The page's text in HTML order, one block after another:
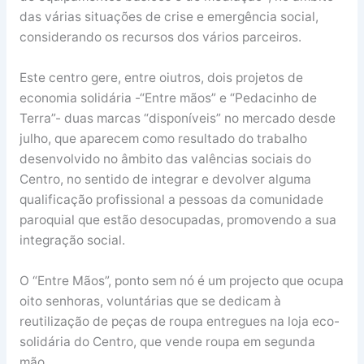
das várias situações de crise e emergência social,
considerando os recursos dos vários parceiros.
Este centro gere, entre oiutros, dois projetos de
economia solidária -“Entre mãos” e “Pedacinho de
Terra”- duas marcas “disponíveis” no mercado desde
julho, que aparecem como resultado do trabalho
desenvolvido no âmbito das valências sociais do
Centro, no sentido de integrar e devolver alguma
qualificação profissional a pessoas da comunidade
paroquial que estão desocupadas, promovendo a sua
integração social.
O “Entre Mãos”, ponto sem nó é um projecto que ocupa
oito senhoras, voluntárias que se dedicam à
reutilização de peças de roupa entregues na loja eco-
solidária do Centro, que vende roupa em segunda